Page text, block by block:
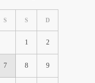
S S D
1 2
7 8 9